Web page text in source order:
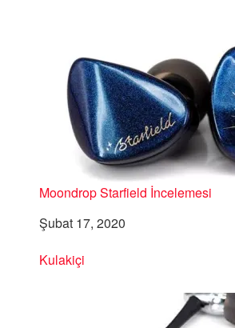
Moondrop Starfield İncelemesi
Tarih
Şubat 17, 2020
Şuna göre:
Kulakiçi